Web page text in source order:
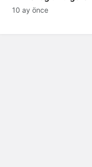
tanıyamıyor: Son hali
10 ay önce